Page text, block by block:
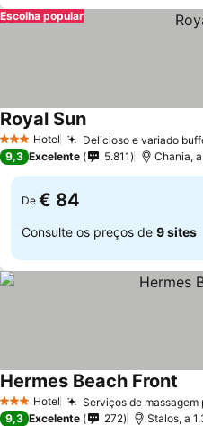
Escolha popular
3 EstrelasHotel Delicioso e variado
Royal SunVer preços
9,3 Excelente 5.811 Chania,
De € 84
Consulte os preços de 9 sites
3 EstrelasHotel Serviços de massagem
Hermes Beach Front
9,3 Excelente 272 Stalos, a